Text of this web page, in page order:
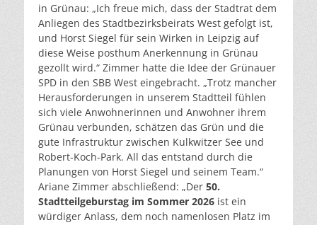
in Grünau: „Ich freue mich, dass der Stadtrat dem
Anliegen des Stadtbezirksbeirats West gefolgt ist,
und Horst Siegel für sein Wirken in Leipzig auf
diese Weise posthum Anerkennung in Grünau
gezollt wird.“ Zimmer hatte die Idee der Grünauer
SPD in den SBB West eingebracht. „Trotz mancher
Herausforderungen in unserem Stadtteil fühlen
sich viele Anwohnerinnen und Anwohner ihrem
Grünau verbunden, schätzen das Grün und die
gute Infrastruktur zwischen Kulkwitzer See und
Robert-Koch-Park. All das entstand durch die
Planungen von Horst Siegel und seinem Team.“
Ariane Zimmer abschließend: „Der 50.
Stadtteilgeburstag im Sommer 2026 ist ein
würdiger Anlass, dem noch namenlosen Platz im